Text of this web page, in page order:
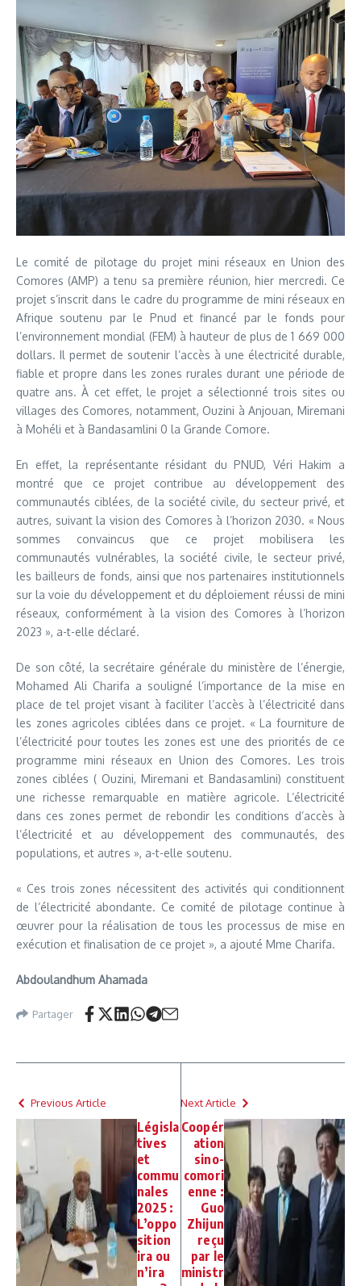
Le comité de pilotage du projet mini réseaux en Union des
Comores (AMP) a tenu sa première réunion, hier mercredi. Ce
projet s’inscrit dans le cadre du programme de mini réseaux en
Afrique soutenu par le Pnud et financé par le fonds pour
l’environnement mondial (FEM) à hauteur de plus de 1 669 000
dollars. Il permet de soutenir l’accès à une électricité durable,
fiable et propre dans les zones rurales durant une période de
quatre ans. À cet effet, le projet a sélectionné trois sites ou
villages des Comores, notamment, Ouzini à Anjouan, Miremani
à Mohéli et à Bandasamlini 0 la Grande Comore.
En effet, la représentante résidant du PNUD, Véri Hakim a
montré que ce projet contribue au développement des
communautés ciblées, de la société civile, du secteur privé, et
autres, suivant la vision des Comores à l’horizon 2030. « Nous
sommes convaincus que ce projet mobilisera les
communautés vulnérables, la société civile, le secteur privé,
les bailleurs de fonds, ainsi que nos partenaires institutionnels
sur la voie du développement et du déploiement réussi de mini
réseaux, conformément à la vision des Comores à l’horizon
2023 », a-t-elle déclaré.
De son côté, la secrétaire générale du ministère de l’énergie,
Mohamed Ali Charifa a souligné l’importance de la mise en
place de tel projet visant à faciliter l’accès à l’électricité dans
les zones agricoles ciblées dans ce projet. « La fourniture de
l’électricité pour toutes les zones est une des priorités de ce
programme mini réseaux en Union des Comores. Les trois
zones ciblées ( Ouzini, Miremani et Bandasamlini) constituent
une richesse remarquable en matière agricole. L’électricité
dans ces zones permet de rebondir les conditions d’accès à
l’électricité et au développement des communautés, des
populations, et autres », a-t-elle soutenu.
« Ces trois zones nécessitent des activités qui conditionnent
de l’électricité abondante. Ce comité de pilotage continue à
œuvrer pour la réalisation de tous les processus de mise en
exécution et finalisation de ce projet », a ajouté Mme Charifa.
Abdoulandhum Ahamada
Partager
Previous Article
Législa
tives
et
commu
nales
2025 :
L’oppo
sition
ira ou
n’ira
Next Article
Coopér
ation
sino-
comori
enne :
Guo
Zhijun
reçu
par le
ministr